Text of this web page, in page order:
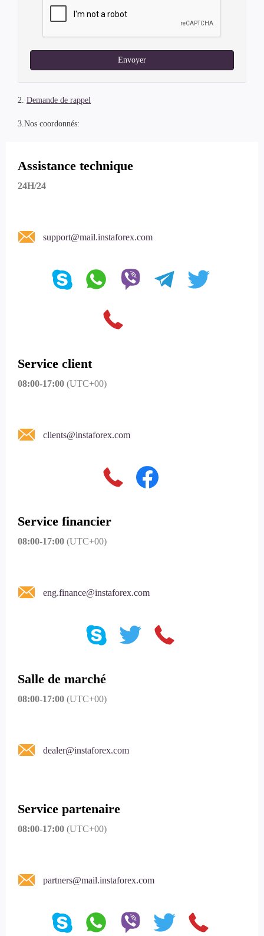
Envoyer
2. Demande de rappel
3.Nos coordonnés:
Assistance technique
24H/24
support@mail.instaforex.com
Service client
08:00-17:00 (UTC+00)
clients@instaforex.com
Service financier
08:00-17:00 (UTC+00)
eng.finance@instaforex.com
Salle de marché
08:00-17:00 (UTC+00)
dealer@instaforex.com
Service partenaire
08:00-17:00 (UTC+00)
partners@mail.instaforex.com